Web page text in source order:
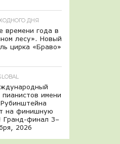
ДНЯ
времени года в
лесу». Новый
цирка «Браво»
пианистов имени
на финишную
Гранд-финал 3–
2026